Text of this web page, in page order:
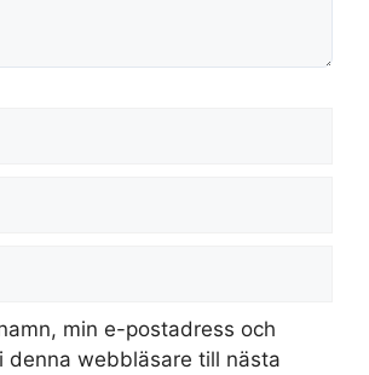
min e-postadress och
denna webbläsare till nästa